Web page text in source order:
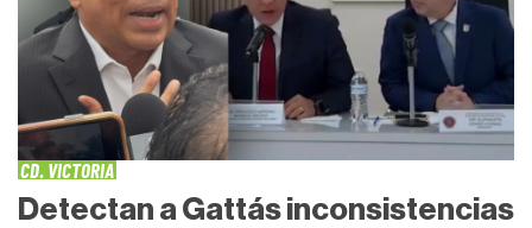
CD. VICTORIA
Detectan a Gattás inconsistencias